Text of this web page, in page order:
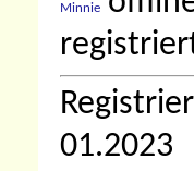
Minnie
01.2023